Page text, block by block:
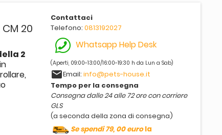
CM 20
2
Contattaci
Telefono:0813192027
Whatsapp Help Desk
(Aperti, 09:00-13:00/16:00-19:30 h da Lun a Sab)
emailEmail:info@pets-house.it
Tempo per la consegna
Consegna dalle 24 alle 72 ore con corriere
GLS
(a seconda della zona di consegna)
Se spendi 79, 00 eurola